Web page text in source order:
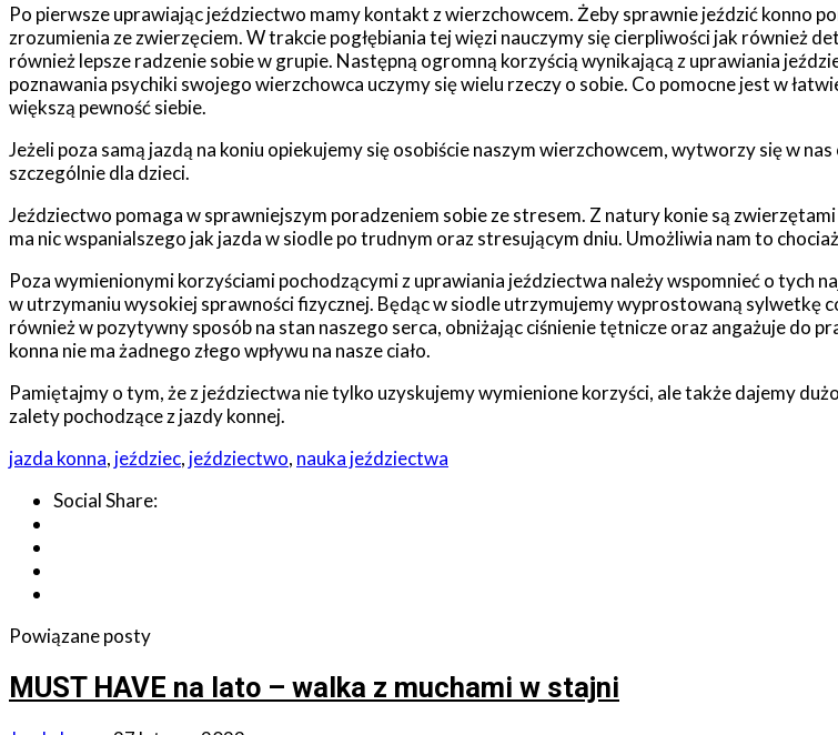
Po pierwsze uprawiając jeździectwo mamy kontakt z wierzchowcem. Żeby sprawnie jeździć konno
zrozumienia ze zwierzęciem. W trakcie pogłębiania tej więzi nauczymy się cierpliwości jak również
również lepsze radzenie sobie w grupie. Następną ogromną korzyścią wynikającą z uprawiania
poznawania psychiki swojego wierzchowca uczymy się wielu rzeczy o sobie. Co pomocne jest w
większą pewność siebie.
Jeżeli poza samą jazdą na koniu opiekujemy się osobiście naszym wierzchowcem, wytworzy się w
szczególnie dla dzieci.
Jeździectwo pomaga w sprawniejszym poradzeniem sobie ze stresem. Z natury konie są
ma nic wspanialszego jak jazda w siodle po trudnym oraz stresującym dniu. Umożliwia nam to
Poza wymienionymi korzyściami pochodzącymi z uprawiania jeździectwa należy wspomnieć o tych
w utrzymaniu wysokiej sprawności fizycznej. Będąc w siodle utrzymujemy wyprostowaną sylwetkę
również w pozytywny sposób na stan naszego serca, obniżając ciśnienie tętnicze oraz angażuje do
konna nie ma żadnego złego wpływu na nasze ciało.
Pamiętajmy o tym, że z jeździectwa nie tylko uzyskujemy wymienione korzyści, ale także dajemy
zalety pochodzące z jazdy konnej.
jazda konna, jeździec, jeździectwo, nauka jeździectwa
Social Share:
Powiązane posty
MUST HAVE na lato – walka z muchami w stajni